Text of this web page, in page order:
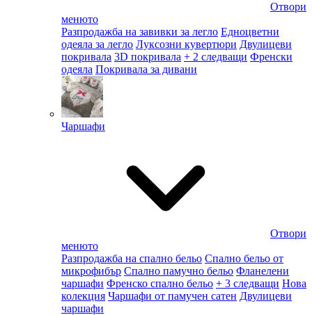
Отвори
менюто
Разпродажба на завивки за легло Едноцветни
одеяла за легло Луксозни кувертюри Двулицеви
покривала 3D покривала + 2 следващи Френски
одеяла Покривала за дивани
Чаршафи
Отвори
менюто
Разпродажба на спално бельо Спално бельо от
микрофибър Спално памучно бельо Фланелени
чаршафи Френско спално бельо + 3 следващи Нова
колекция Чаршафи от памучен сатен Двулицеви
чаршафи